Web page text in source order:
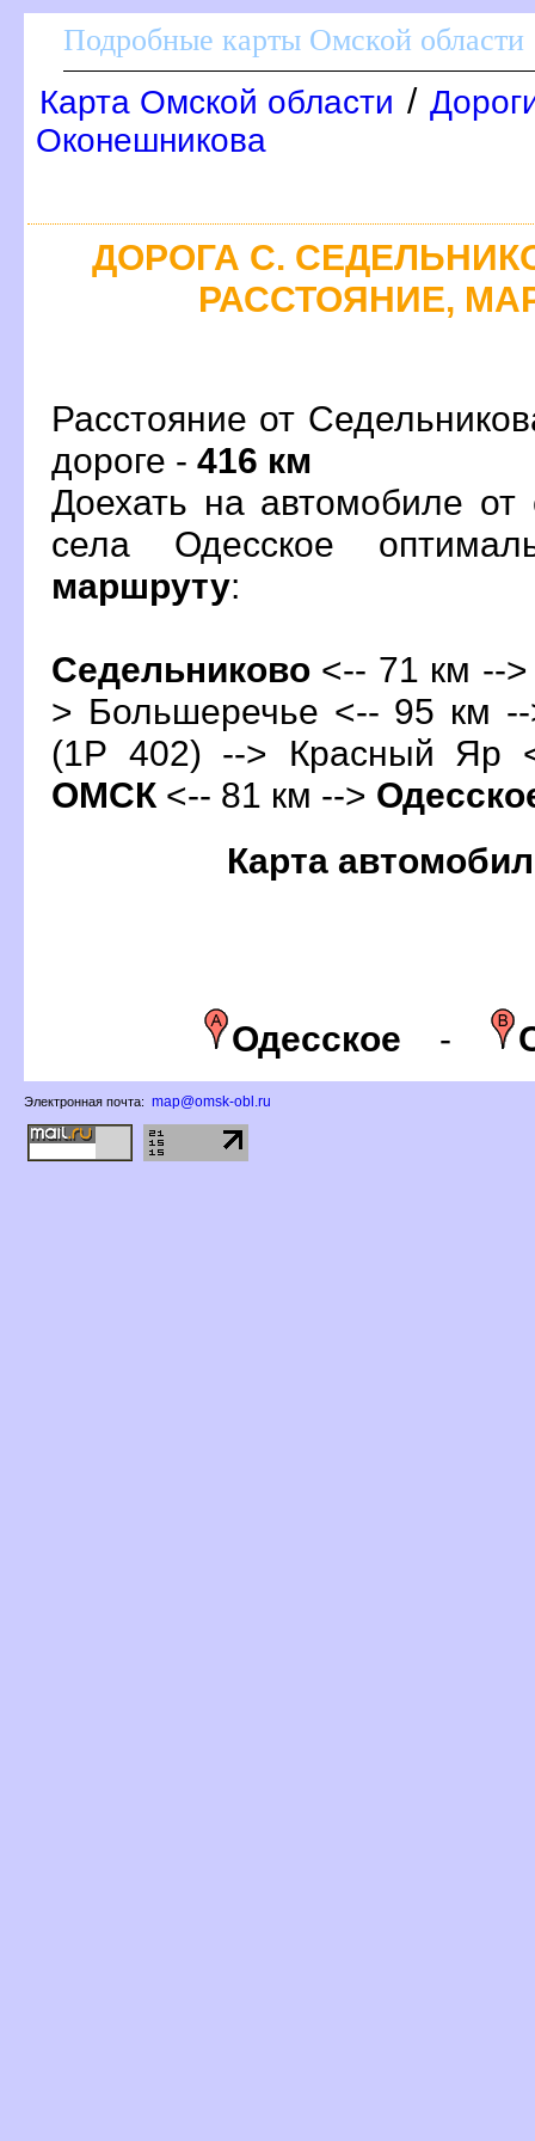
Подробные карты Омской области
Карта Омской области /
Оконешникова
ДОРОГА С.
РАССТОЯНИЕ,
Расстояние от
дороге - 416 км
Доехать на автомобиле
села Одесское
маршруту:
Седельниково <-- 71 км --
> Большеречье <-- 95 км
(1Р 402) --> Красный Яр
ОМСК <-- 81 км -->
Карта
Одесское -
Электронная почта: map@omsk-obl.ru